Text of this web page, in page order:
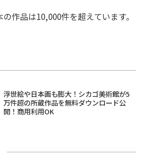
作品は10,000件を超えています。
浮世絵や日本画も膨大！シカゴ美術館が5
万件超の所蔵作品を無料ダウンロード公
開！商用利用OK